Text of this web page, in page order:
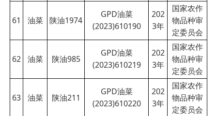
61 油菜 陕油1974
GPD油菜
(2023)610190
202
3年
国家农作
物品种审
定委员会
62 油菜 陕油985
GPD油菜
(2023)610219
202
3年
国家农作
物品种审
定委员会
63 油菜 陕油211
GPD油菜
(2023)610220
202
3年
国家农作
物品种审
定委员会